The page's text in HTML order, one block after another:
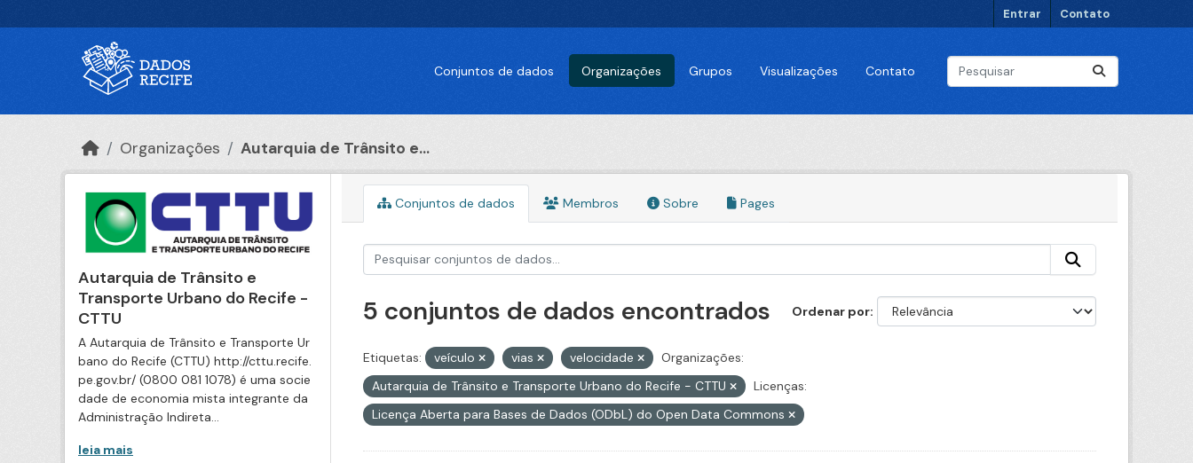
Entrar Contato
Conjuntos de dados Organizações Grupos Visualizações Contato
Organizações Autarquia de Trânsito e...
Autarquia de Trânsito e
Transporte Urbano do Recife -
CTTU
A Autarquia de Trânsito e Transporte Ur
bano do Recife (CTTU) http://cttu.recife.
pe.gov.br/ (0800 081 1078) é uma socie
dade de economia mista integrante da
Administração Indireta...
leia mais
Conjuntos de dados Membros Sobre Pages
Ordenar por
5 conjuntos de dados encontrados
Etiquetas: veículo vias velocidade
Organizações:
Autarquia de Trânsito e Transporte Urbano do Recife - CTTU
Licenças:
Licença Aberta para Bases de Dados (ODbL) do Open Data Commons